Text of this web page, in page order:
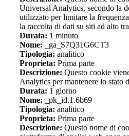
Universal Analytics, secondo la
utilizzato per limitare la
la raccolta di dati su siti ad alto
Durata: 1 minuto
Nome: _ga_S7Q31G6CT3
Tipologia: analitico
Proprieta: Prima parte
Descrizione: Questo cookie
Analytics per mantenere lo stato
Durata: 1 giorno
Nome: _pk_id.1.6b69
Tipologia: analitico
Proprieta: Prima parte
Descrizione: Questo nome di